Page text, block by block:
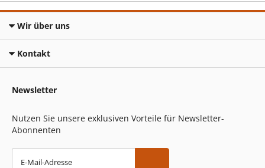
Wir über uns
Kontakt
Newsletter
Nutzen Sie unsere exklusiven Vorteile für Newsletter-
Abonnenten
E-Mail-Adresse